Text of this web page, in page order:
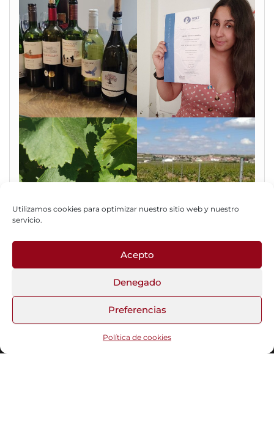
Utilizamos cookies para optimizar nuestro sitio web y nuestro
servicio.
Acepto
Denegado
Preferencias
Política de cookies
Fotos del Blog
Funciona gracias aWordPress |Tema:Head Blog